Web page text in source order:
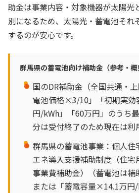
助金は事業内容・対象機器が太陽光
別になるため、太陽光・蓄電池それ
するのが安心です。
群馬県の蓄電池向け補助金（参考・概
国のDR補助金（全国共通・
電池価格×3/10」「初期実
円/kWh」「60万円」のうち
分は受付終了のため現在は利
群馬県の蓄電池事業：個人住
エネ導入支援補助制度（住
事業費補助金）（蓄電池は補
または「蓄電容量×14.1万